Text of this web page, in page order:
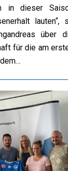
in dieser
lauten“,
über
für die am